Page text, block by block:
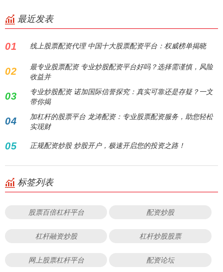
最近发表
01 线上股票配资代理 中国十大股票配资平台：权威榜单揭晓
02
最专业股票配资 专业炒股配资平台好吗？选择需谨慎，风险
收益并
03
专业炒股配资 诺加国际信誉探究：真实可靠还是存疑？一文
带你揭
04
加杠杆的股票平台 龙涛配资：专业股票配资服务，助您轻松
实现财
05 正规配资炒股 炒股开户，极速开启您的投资之路！
标签列表
股票百倍杠杆平台 配资炒股
杠杆融资炒股 杠杆炒股股票
网上股票杠杆平台 配资论坛